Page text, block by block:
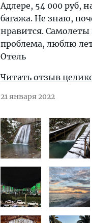
Адлере, 54 000 руб,
багажа. Не знаю,
нравится. Самолеты
проблема, люблю
Отель
Читать отзыв
21 января 2022